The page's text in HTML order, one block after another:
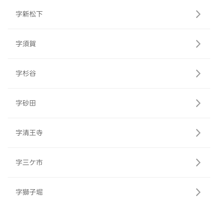
字新松下
字須賀
字杉谷
字砂田
字清王寺
字三ケ市
字獅子堀